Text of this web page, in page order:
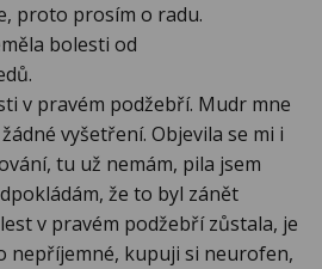
proto prosím o radu.
bolesti od
v pravém podžebří. Mudr mne
vyšetření. Objevila se mi i
tu už nemám, pila jsem
že to byl zánět
v pravém podžebří zůstala, je
nepříjemné, kupuji si neurofen,